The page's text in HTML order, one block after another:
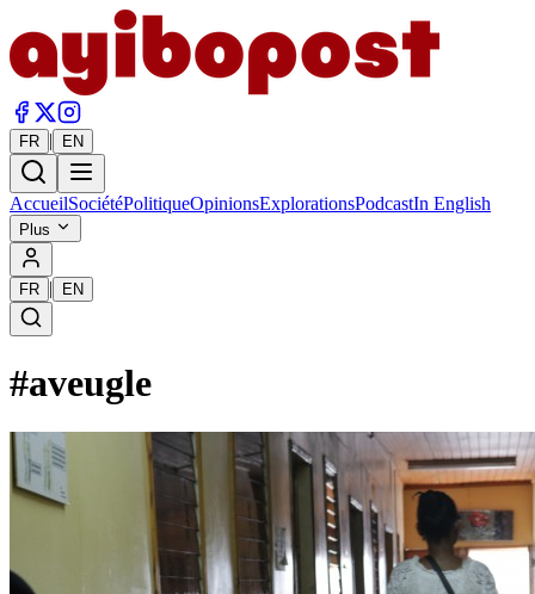
FR | EN
AccueilSociétéPolitiqueOpinionsExplorationsPodcastIn English
Plus
FR | EN
#aveugle